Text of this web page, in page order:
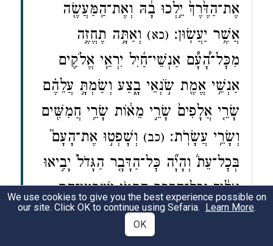
אֶת־הַדֶּ֙רֶךְ֙ יֵ֣לְכוּ בָ֔הּ וְאֶת־הַֽמַּעֲשֶׂ֖ה
אֲשֶׁ֥ר יַעֲשֽׂוּן׃ (כא) וְאַתָּ֣ה תֶחֱזֶ֣ה
מִכׇּל־הָ֠עָ֠ם אַנְשֵׁי־חַ֜יִל יִרְאֵ֧י אֱלֹקִ֛ים
אַנְשֵׁ֥י אֱמֶ֖ת שֹׂ֣נְאֵי בָ֑צַע וְשַׂמְתָּ֣ עֲלֵהֶ֗ם
שָׂרֵ֤י אֲלָפִים֙ שָׂרֵ֣י מֵא֔וֹת שָׂרֵ֥י חֲמִשִּׁ֖ים
וְשָׂרֵ֥י עֲשָׂרֹֽת׃ (כב) וְשָׁפְט֣וּ אֶת־הָעָם֮
בְּכׇל־עֵת֒ וְהָיָ֞ה כׇּל־הַדָּבָ֤ר הַגָּדֹל֙ יָבִ֣יאוּ
אֵלֶ֔יךָ וְכׇל־הַדָּבָ֥ר הַקָּטֹ֖ן יִשְׁפְּטוּ־הֵ֑ם
וְהָקֵל֙ מֵֽעָלֶ֔יךָ וְנָשְׂא֖וּ אִתָּֽךְ׃ (כג) אִ֣ם
אֶת־הַדָּבָ֤ר הַזֶּה֙ תַּעֲשֶׂ֔ה וְצִוְּךָ֣ אֱלֹקִ֔ים
We use cookies to give you the best experience possible on
our site. Click OK to continue using Sefaria. Learn More.
OK